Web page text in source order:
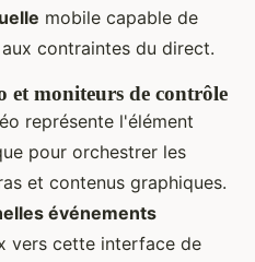
mobile capable de
contraintes du direct.
et moniteurs de contrôle
représente l'élément
pour orchestrer les
et contenus graphiques.
événements
vers cette interface de